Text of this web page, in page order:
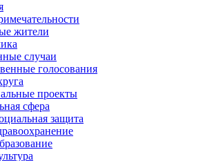
жители
случаи
голосования
проекты
сфера
защита